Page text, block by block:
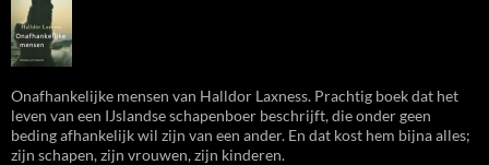
Onafhankelijke mensen van Halldor Laxness. Prachtig boek dat het
leven van een IJslandse schapenboer beschrijft, die onder geen
beding afhankelijk wil zijn van een ander. En dat kost hem bijna alles;
zijn schapen, zijn vrouwen, zijn kinderen.